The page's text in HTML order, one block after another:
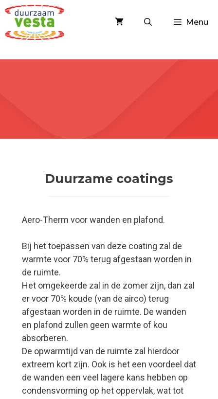
Spring
naar
inhoud
Menu
Duurzame coatings
Aero-Therm voor wanden en plafond.
Bij het toepassen van deze coating zal de
warmte voor 70% terug afgestaan worden in
de ruimte.
Het omgekeerde zal in de zomer zijn, dan zal
er voor 70% koude (van de airco) terug
afgestaan worden in de ruimte. De wanden
en plafond zullen geen warmte of kou
absorberen.
De opwarmtijd van de ruimte zal hierdoor
extreem kort zijn. Ook is het een voordeel dat
de wanden een veel lagere kans hebben op
condensvorming op het oppervlak, wat tot